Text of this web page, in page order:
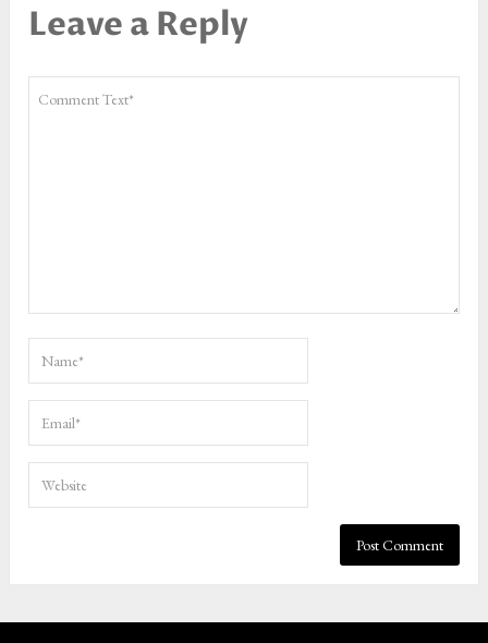
Leave a Reply